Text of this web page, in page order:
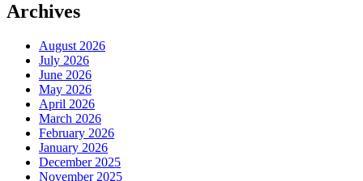
Archives
August 2026
July 2026
June 2026
May 2026
April 2026
March 2026
February 2026
January 2026
December 2025
November 2025